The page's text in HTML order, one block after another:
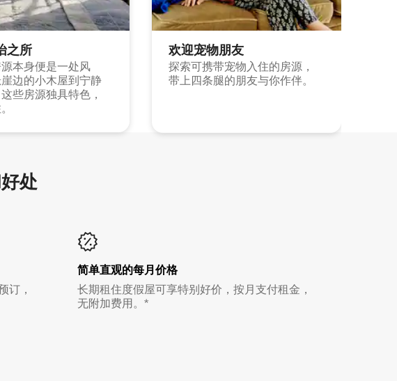
之所
本身便是一处风
边的小木屋到宁静
些房源独具特色，
欢迎宠物朋友
探索可携带宠物入住的房源，
带上四条腿的朋友与你作伴。
处
订，
简单直观的每月价格
长期租住度假屋可享特别好价，按月支付租金，
无附加费用。*